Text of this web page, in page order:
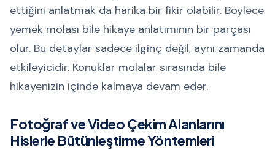
ettiğini anlatmak da harika bir fikir olabilir. Böylece
yemek molası bile hikaye anlatımının bir parçası
olur. Bu detaylar sadece ilginç değil, aynı zamanda
etkileyicidir. Konuklar molalar sırasında bile
hikayenizin içinde kalmaya devam eder.
Fotoğraf ve Video Çekim Alanlarını
Hislerle Bütünleştirme Yöntemleri